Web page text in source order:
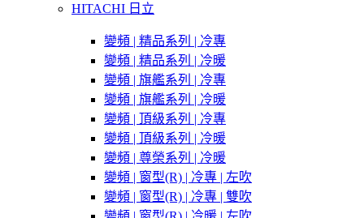
HITACHI 日立
變頻 | 精品系列 | 冷專
變頻 | 精品系列 | 冷暖
變頻 | 旗艦系列 | 冷專
變頻 | 旗艦系列 | 冷暖
變頻 | 頂級系列 | 冷專
變頻 | 頂級系列 | 冷暖
變頻 | 尊榮系列 | 冷暖
變頻 | 窗型(R) | 冷專 | 左吹
變頻 | 窗型(R) | 冷專 | 雙吹